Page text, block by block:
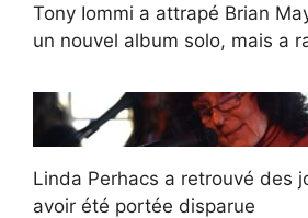
Tony Iommi a attrapé Brian
un nouvel album solo, mais a
Linda Perhacs a retrouvé des
avoir été portée disparue